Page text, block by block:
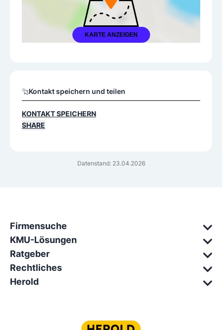
KARTE ANZEIGEN
Datenstand: 23.04.2026
Kontakt speichern und teilen
KONTAKT SPEICHERN
SHARE
Firmensuche
KMU-Lösungen
Ratgeber
Rechtliches
Herold